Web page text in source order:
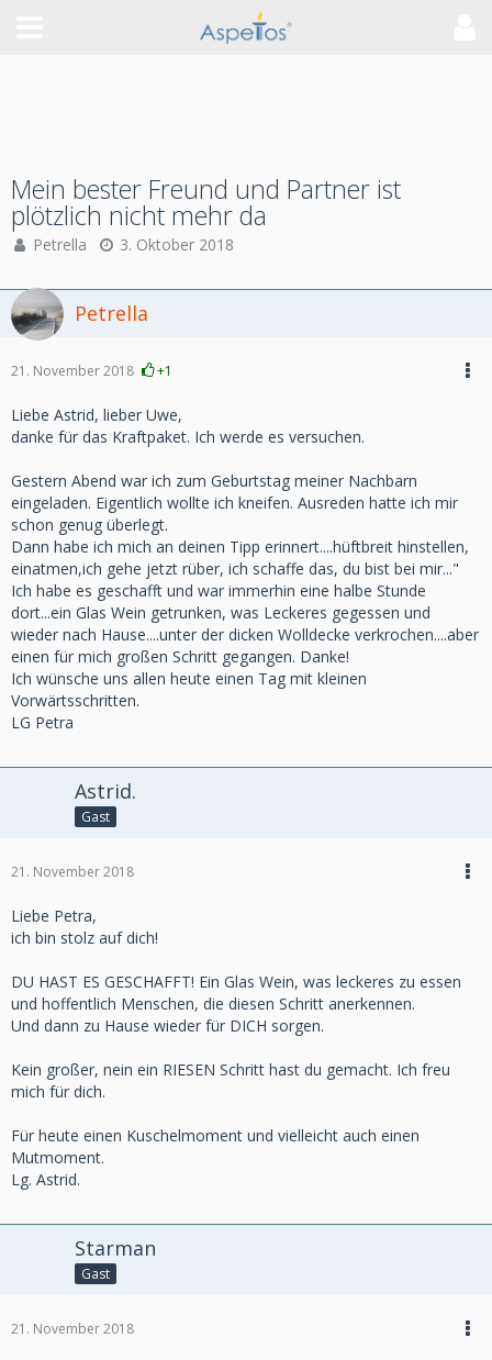
Mein bester Freund und Partner ist
plötzlich nicht mehr da
Petrella 3. Oktober 2018
Petrella
21. November 2018 +1
Liebe Astrid, lieber Uwe,
danke für das Kraftpaket. Ich werde es versuchen.
Gestern Abend war ich zum Geburtstag meiner Nachbarn
eingeladen. Eigentlich wollte ich kneifen. Ausreden hatte ich mir
schon genug überlegt.
Dann habe ich mich an deinen Tipp erinnert....hüftbreit hinstellen,
einatmen,ich gehe jetzt rüber, ich schaffe das, du bist bei mir..."
Ich habe es geschafft und war immerhin eine halbe Stunde
dort...ein Glas Wein getrunken, was Leckeres gegessen und
wieder nach Hause....unter der dicken Wolldecke verkrochen....aber
einen für mich großen Schritt gegangen. Danke!
Ich wünsche uns allen heute einen Tag mit kleinen
Vorwärtsschritten.
LG Petra
Astrid.
Gast
21. November 2018
Liebe Petra,
ich bin stolz auf dich!
DU HAST ES GESCHAFFT! Ein Glas Wein, was leckeres zu essen
und hoffentlich Menschen, die diesen Schritt anerkennen.
Und dann zu Hause wieder für DICH sorgen.
Kein großer, nein ein RIESEN Schritt hast du gemacht. Ich freu
mich für dich.
Für heute einen Kuschelmoment und vielleicht auch einen
Mutmoment.
Lg. Astrid.
Starman
Gast
21. November 2018